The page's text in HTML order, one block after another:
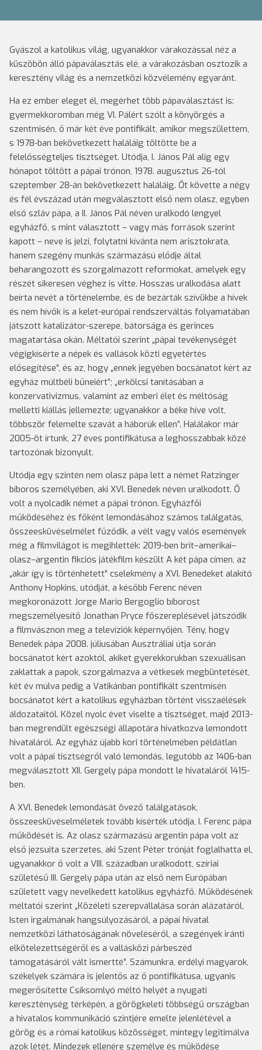
Gyászol a katolikus világ, ugyanakkor várakozással néz a
küszöbön álló pápaválasztás elé, a várakozásban osztozik a
keresztény világ és a nemzetközi közvélemény egyaránt.
Ha ez ember eleget él, megérhet több pápaválasztást is:
gyermekkoromban még VI. Pálért szólt a könyörgés a
szentmisén, ő már két éve pontifikált, amikor megszülettem,
s 1978-ban bekövetkezett haláláig töltötte be a
felelősségteljes tisztséget. Utódja, I. János Pál alig egy
hónapot töltött a pápai trónon, 1978. augusztus 26-tól
szeptember 28-án bekövetkezett haláláig. Őt követte a négy
és fél évszázad után megválasztott első nem olasz, egyben
első szláv pápa, a II. János Pál néven uralkodó lengyel
egyházfő, s mint választott – vagy más források szerint
kapott – neve is jelzi, folytatni kívánta nem arisztokrata,
hanem szegény munkás származású elődje által
beharangozott és szorgalmazott reformokat, amelyek egy
részét sikeresen véghez is vitte. Hosszas uralkodása alatt
beírta nevét a történelembe, és de bezárták szívükbe a hívek
és nem hívők is a kelet-európai rendszerváltás folyamatában
játszott katalizátor-szerepe, bátorsága és gerinces
magatartása okán. Méltatói szerint „pápai tevékenységét
végigkísérte a népek és vallások közti egyetértés
elősegítése”, és az, hogy „ennek jegyében bocsánatot kért az
egyház múltbéli bűneiért”; „erkölcsi tanításában a
konzervativizmus, valamint az emberi élet és méltóság
melletti kiállás jellemezte; ugyanakkor a béke híve volt,
többször felemelte szavát a háborúk ellen”. Halálakor már
2005-öt írtunk, 27 éves pontifikátusa a leghosszabbak közé
tartozónak bizonyult.
Utódja egy szintén nem olasz pápa lett a német Ratzinger
bíboros személyében, aki XVI. Benedek néven uralkodott. Ő
volt a nyolcadik német a pápai trónon. Egyházfői
működéséhez és főként lemondásához számos találgatás,
összeesküvéselmélet fűződik, a vélt vagy valós események
még a filmvilágot is megihlették: 2019-ben brit–amerikai–
olasz–argentin fikciós játékfilm készült A két pápa címen, az
„akár így is történhetett” cselekmény a XVI. Benedeket alakító
Anthony Hopkins, utódját, a később Ferenc néven
megkoronázott Jorge Mario Bergoglio bíborost
megszemélyesítő Jonathan Pryce főszereplésével játszódik
a filmvásznon meg a televíziók képernyőjén. Tény, hogy
Benedek pápa 2008. júliusában Ausztráliai útja során
bocsánatot kért azoktól, akiket gyerekkorukban szexuálisan
zaklattak a papok, szorgalmazva a vétkesek megbüntetését,
két év múlva pedig a Vatikánban pontifikált szentmisén
bocsánatot kért a katolikus egyházban történt visszaélések
áldozataitól. Közel nyolc évet viselte a tisztséget, majd 2013-
ban megrendült egészségi állapotára hivatkozva lemondott
hivataláról. Az egyház újabb kori történelmében példátlan
volt a pápai tisztségről való lemondás, legutóbb az 1406-ban
megválasztott XII. Gergely pápa mondott le hivataláról 1415-
ben.
A XVI. Benedek lemondását övező találgatások,
összeesküvéselméletek tovább kísérték utódja, I. Ferenc pápa
működését is. Az olasz származású argentin pápa volt az
első jezsuita szerzetes, aki Szent Péter trónját foglalhatta el,
ugyanakkor ő volt a VIII. században uralkodott, szíriai
születésű III. Gergely pápa után az első nem Európában
született vagy nevelkedett katolikus egyházfő. Működésének
méltatói szerint „Közéleti szerepvállalása során alázatáról,
Isten irgalmának hangsúlyozásáról, a pápai hivatal
nemzetközi láthatóságának növeléséről, a szegények iránti
elkötelezettségéről és a vallásközi párbeszéd
támogatásáról vált ismertté”. Számunkra, erdélyi magyarok,
székelyek számára is jelentős az ő pontifikátusa, ugyanis
megerősítette Csíksomlyó méltó helyét a nyugati
kereszténység térképén, a görögkeleti többségű országban
a hivatalos kommunikáció szintjére emelte jelenlétével a
görög és a római katolikus közösséget, mintegy legitimálva
azok létét. Mindezek ellenére személye és működése